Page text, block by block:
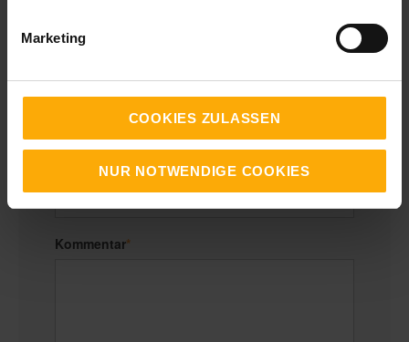
Marketing
COOKIES ZULASSEN
NUR NOTWENDIGE COOKIES
Website
Kommentar*